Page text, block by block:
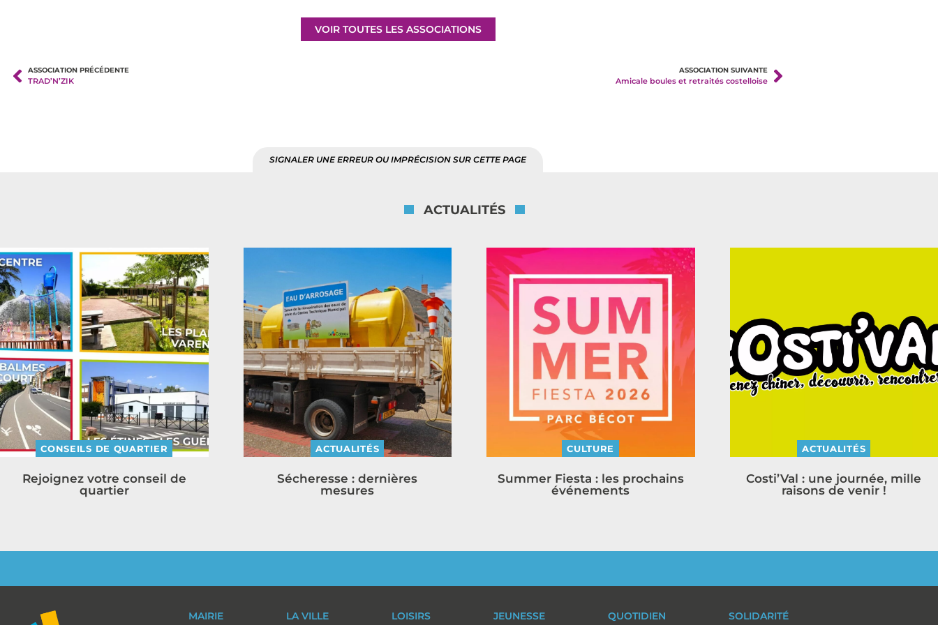
VOIR TOUTES LES ASSOCIATIONS
ASSOCIATION PRÉCÉDENTE
TRAD’N’ZIK
ASSOCIATION SUIVANTE
Amicale boules et retraités costelloise
SIGNALER UNE ERREUR OU IMPRÉCISION SUR CETTE PAGE
ACTUALITÉS
CONSEILS DE QUARTIER
Rejoignez votre conseil de
quartier
ACTUALITÉS
Sécheresse : dernières
mesures
CULTURE
Summer Fiesta : les prochains
événements
ACTUALITÉS
Costi’Val : une journée, mille
raisons de venir !
MAIRIE LA VILLE LOISIRS JEUNESSE QUOTIDIEN SOLIDARITÉ